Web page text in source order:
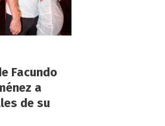
Facundo
a
de su